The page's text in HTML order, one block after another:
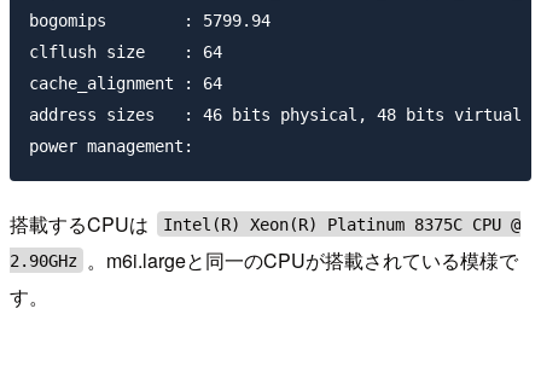
bogomips        : 5799.94
clflush size    : 64
cache_alignment : 64
address sizes   : 46 bits physical, 48 bits virtual
搭載するCPUは
Intel(R) Xeon(R) Platinum 8375C CPU @
2.90GHz 。m6i.largeと同一のCPUが搭載されている模様で
す。